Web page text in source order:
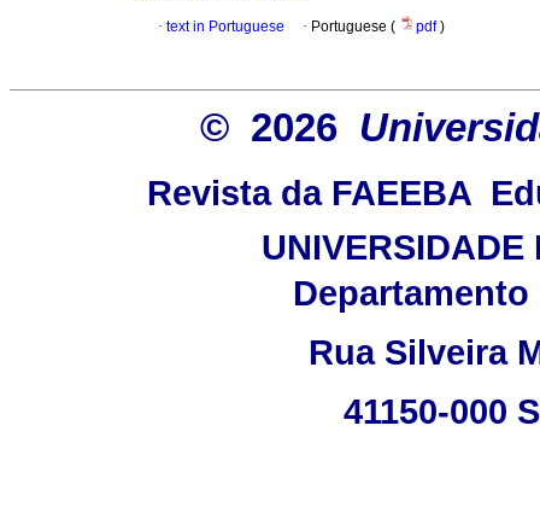
· text in Portuguese · Portuguese ( pdf)
© 2026
Revista da FAEEBA 
Departamento
Rua Silveira
41150-000